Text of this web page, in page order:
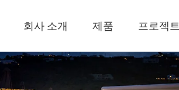
회사 소개 제품 프로젝트